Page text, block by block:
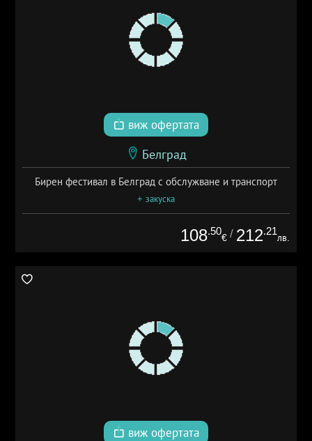
виж офертата
Белград
Бирен фестивал в Белград с обслужване и транспорт
+ закуска
108.50
€ / 212.21
лв.
виж офертата